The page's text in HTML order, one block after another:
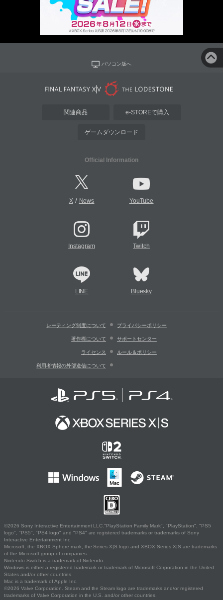
パソコン版へ
関連商品 e-STOREで購入
ゲームダウンロード
Official Information
X/ News YouTube
Instagram Twitch
LINE Bluesky
レーティング制度について プライバシーポリシー
著作権について サポートセンター
ライセンス ルール＆ポリシー
利用者情報の外部送信について
©2026 Sony Interactive Entertainment LLC."PlayStation Family Mark", "PlayStation", "PS5
logo", "PS5", "PS4 logo" and "PS4" are registered trademarks or trademarks of Sony
Interactive Entertainment Inc.
Microsoft, the XBOX Sphere mark, the Series X|S logo and XBOX Series X|S are trademarks
of the Microsoft group of companies.
Nintendo Switch is a trademark of Nintendo.
Windows is either a registered trademark or trademark of Microsoft Corporation in the United
States and/or other countries.
Mac is a trademark of Apple Inc.
©2026 Valve Corporation. Steam and the Steam logo are trademarks and/or registered
trademarks of Valve Corporation in the U.S. and/or other countries.